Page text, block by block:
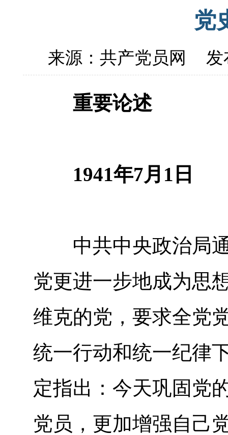
党
来源：共产党员网 发
重要论述
1941年7月1日
中共中央政治局通
党更进一步地成为思
维克的党，要求全党
统一行动和统一纪律
定指出：今天巩固党
党员，更加增强自己